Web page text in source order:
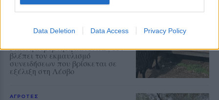
Data Deletion Data Access Privacy Policy
πρόβατα κάνουν βόλτα από
στάνη σε στάνη στη Λέσβο
Γιατί η κυβέρνηση κάνει πως δεν
βλέπει τον εκμαυλισμό
συνειδήσεων που βρίσκεται σε
εξέλιξη στη Λέσβο
ΑΓΡΟΤΕΣ